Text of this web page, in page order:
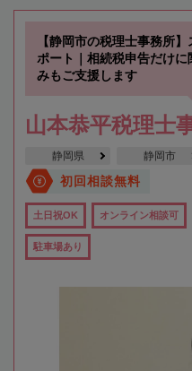
【静岡市の税理士事務所
ポート｜相続税申告だけ
みもご支援します
山本恭平税理士
静岡県 静岡市
初回相談無料
土日祝OK オンライン相談可
駐車場あり